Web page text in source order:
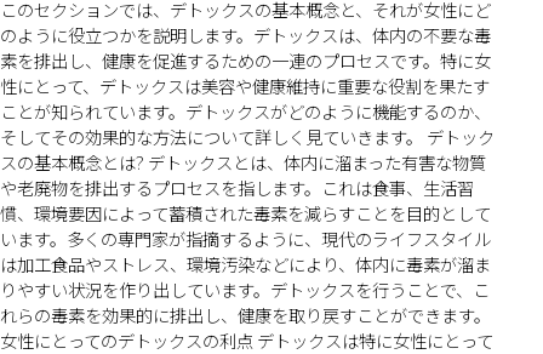
このセクションでは、デトックスの基本概念と、それが女性にど
のように役立つかを説明します。デトックスは、体内の不要な毒
素を排出し、健康を促進するための一連のプロセスです。特に女
性にとって、デトックスは美容や健康維持に重要な役割を果たす
ことが知られています。デトックスがどのように機能するのか、
そしてその効果的な方法について詳しく見ていきます。 デトック
スの基本概念とは? デトックスとは、体内に溜まった有害な物質
や老廃物を排出するプロセスを指します。これは食事、生活習
慣、環境要因によって蓄積された毒素を減らすことを目的として
います。多くの専門家が指摘するように、現代のライフスタイル
は加工食品やストレス、環境汚染などにより、体内に毒素が溜ま
りやすい状況を作り出しています。デトックスを行うことで、こ
れらの毒素を効果的に排出し、健康を取り戻すことができます。
女性にとってのデトックスの利点 デトックスは特に女性にとって